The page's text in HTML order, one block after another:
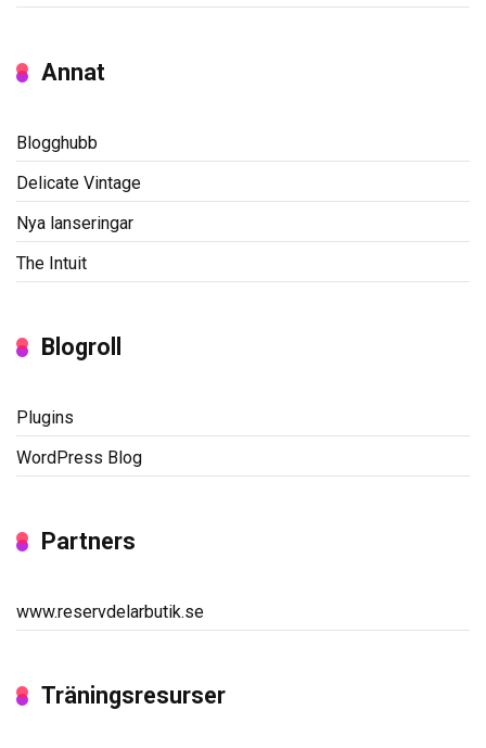
Annat
Blogghubb
Delicate Vintage
Nya lanseringar
The Intuit
Blogroll
Plugins
WordPress Blog
Partners
www.reservdelarbutik.se
Träningsresurser